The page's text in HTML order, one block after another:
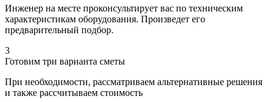
Инженер на месте проконсультирует вас по техническим
характеристикам оборудования. Произведет его
предварительный подбор.
3
Готовим три варианта сметы
При необходимости, рассматриваем альтернативные решения
и также рассчитываем стоимость